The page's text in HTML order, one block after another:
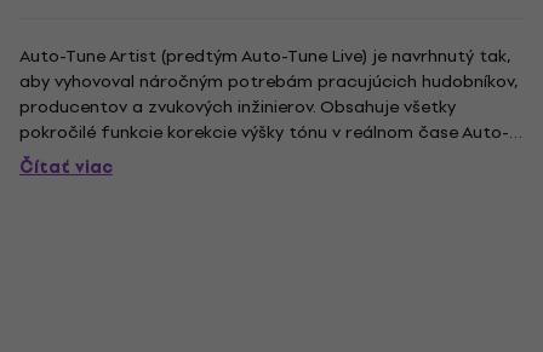
Auto-Tune Artist (predtým Auto-Tune Live) je navrhnutý tak,
aby vyhovoval náročným potrebám pracujúcich hudobníkov,
producentov a zvukových inžinierov. Obsahuje všetky
pokročilé funkcie korekcie výšky tónu v reálnom čase Auto-
Tune Pro a je optimalizovaný pre použitie s nízkou latenciou
na pódiu alebo v štúdiu. Táto verzia Auto-Tune je tiež...
Čítať viac